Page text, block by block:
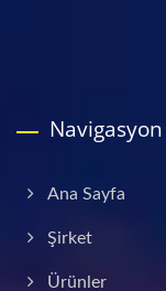
Navigasyon
Ana Sayfa
Şirket
Ürünler